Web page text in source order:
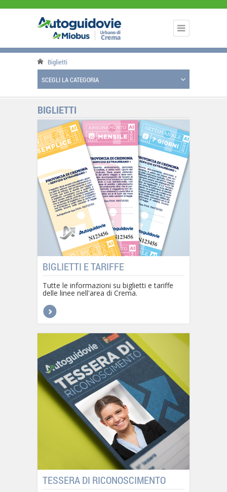
Biglietti
SCEGLI LA CATEGORIA
BIGLIETTI
BIGLIETTI E TARIFFE
Tutte le informazioni su biglietti e tariffe
delle linee nell'area di Crema.
TESSERA DI RICONOSCIMENTO